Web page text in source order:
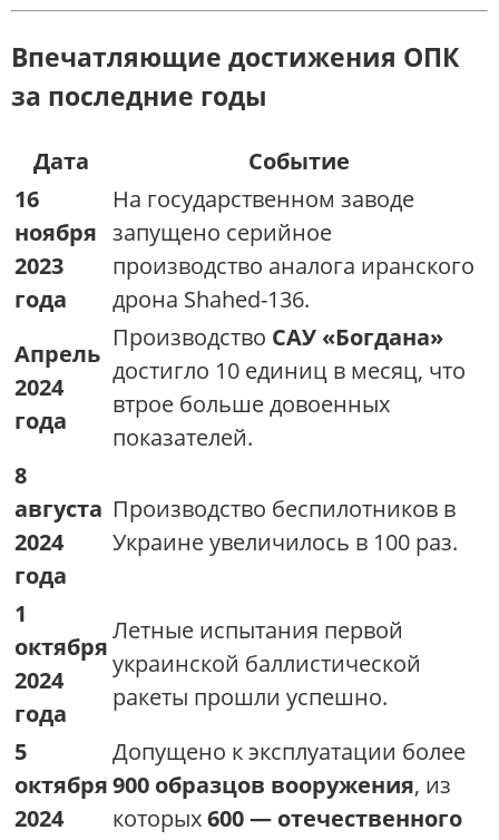
Впечатляющие достижения ОПК
за последние годы
Дата
Событие
16
ноября
2023
года
На государственном заводе
запущено серийное
производство аналога иранского
дрона Shahed-136.
Апрель
2024
года
Производство САУ «Богдана»
достигло 10 единиц в месяц, что
втрое больше довоенных
показателей.
8
августа
2024
года
Производство беспилотников в
Украине увеличилось в 100 раз.
1
октября
2024
года
Летные испытания первой
украинской баллистической
ракеты прошли успешно.
5
октября
2024
Допущено к эксплуатации более
900 образцов вооружения, из
которых600 — отечественного